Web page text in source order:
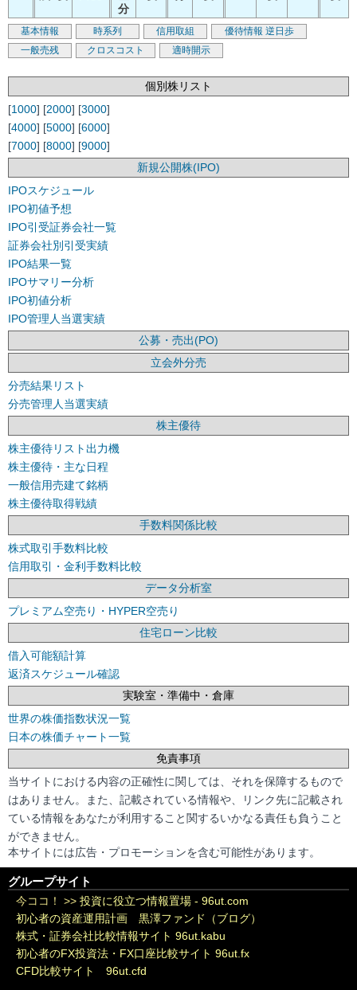
分
基本情報 時系列 信用取組 優待情報 逆日歩
一般売残
クロスコスト 適時開示
個別株リスト
[1000] [2000] [3000]
[4000] [5000] [6000]
[7000] [8000] [9000]
新規公開株(IPO)
IPOスケジュール
IPO初値予想
IPO引受証券会社一覧
証券会社別引受実績
IPO結果一覧
IPOサマリー分析
IPO初値分析
IPO管理人当選実績
公募・売出(PO)
立会外分売
分売結果リスト
分売管理人当選実績
株主優待
株主優待リスト出力機
株主優待・主な日程
一般信用売建て銘柄
株主優待取得戦績
手数料関係比較
株式取引手数料比較
信用取引・金利手数料比較
データ分析室
プレミアム空売り・HYPER空売り
住宅ローン比較
借入可能額計算
返済スケジュール確認
実験室・準備中・倉庫
世界の株価指数状況一覧
日本の株価チャート一覧
免責事項
当サイトにおける内容の正確性に関しては、それを保障するもので
はありません。また、記載されている情報や、リンク先に記載され
ている情報をあなたが利用すること関するいかなる責任も負うこと
ができません。
本サイトには広告・プロモーションを含む可能性があります。
グループサイト
今ココ！ >> 投資に役立つ情報置場 - 96ut.com
初心者の資産運用計画 黒澤ファンド（ブログ）
株式・証券会社比較情報サイト 96ut.kabu
初心者のFX投資法・FX口座比較サイト 96ut.fx
CFD比較サイト 96ut.cfd